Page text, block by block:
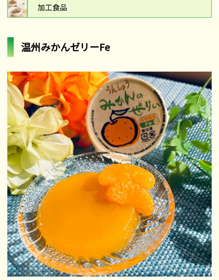
加工食品
温州みかんゼリーFe